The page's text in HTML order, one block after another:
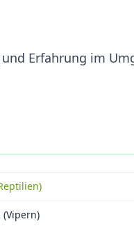
Erfahrung im